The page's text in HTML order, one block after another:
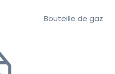
Bouteille de gaz